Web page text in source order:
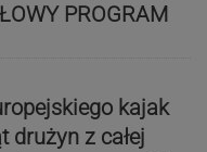
PROGRAM
kajak
drużyn z całej